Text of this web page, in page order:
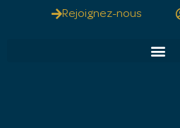
Rejoignez-nous